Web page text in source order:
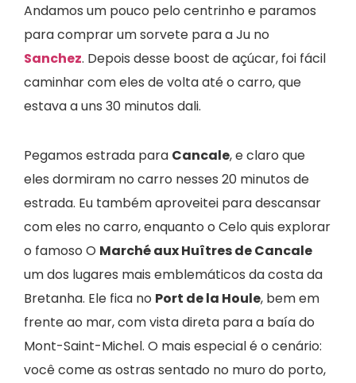
Andamos um pouco pelo centrinho e paramos
para comprar um sorvete para a Ju no
Sanchez. Depois desse boost de açúcar, foi fácil
caminhar com eles de volta até o carro, que
estava a uns 30 minutos dali.
Pegamos estrada para Cancale, e claro que
eles dormiram no carro nesses 20 minutos de
estrada. Eu também aproveitei para descansar
com eles no carro, enquanto o Celo quis explorar
o famoso O Marché aux Huîtres de Cancale
um dos lugares mais emblemáticos da costa da
Bretanha. Ele fica no Port de la Houle, bem em
frente ao mar, com vista direta para a baía do
Mont-Saint-Michel. O mais especial é o cenário:
você come as ostras sentado no muro do porto,